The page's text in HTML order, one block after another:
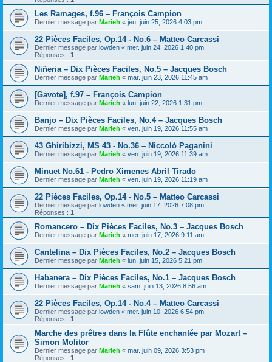
Les Ramages, f.96 – François Campion
Dernier message par Marieh « jeu. juin 25, 2026 4:03 pm
22 Pièces Faciles, Op.14 - No.6 – Matteo Carcassi
Dernier message par lowden « mer. juin 24, 2026 1:40 pm
Réponses : 1
Niñeria – Dix Pièces Faciles, No.5 – Jacques Bosch
Dernier message par Marieh « mar. juin 23, 2026 11:45 am
[Gavote], f.97 – François Campion
Dernier message par Marieh « lun. juin 22, 2026 1:31 pm
Banjo – Dix Pièces Faciles, No.4 – Jacques Bosch
Dernier message par Marieh « ven. juin 19, 2026 11:55 am
43 Ghiribizzi, MS 43 - No.36 – Niccolò Paganini
Dernier message par Marieh « ven. juin 19, 2026 11:39 am
Minuet No.61 - Pedro Ximenes Abril Tirado
Dernier message par Marieh « ven. juin 19, 2026 11:19 am
22 Pièces Faciles, Op.14 - No.5 – Matteo Carcassi
Dernier message par lowden « mer. juin 17, 2026 7:08 pm
Réponses : 1
Romancero – Dix Pièces Faciles, No.3 – Jacques Bosch
Dernier message par Marieh « mer. juin 17, 2026 9:11 am
Cantelina – Dix Pièces Faciles, No.2 – Jacques Bosch
Dernier message par Marieh « lun. juin 15, 2026 5:21 pm
Habanera – Dix Pièces Faciles, No.1 – Jacques Bosch
Dernier message par Marieh « sam. juin 13, 2026 8:56 am
22 Pièces Faciles, Op.14 - No.4 – Matteo Carcassi
Dernier message par lowden « mer. juin 10, 2026 6:54 pm
Réponses : 1
Marche des prêtres dans la Flûte enchantée par Mozart –
Simon Molitor
Dernier message par Marieh « mar. juin 09, 2026 3:53 pm
Réponses : 1